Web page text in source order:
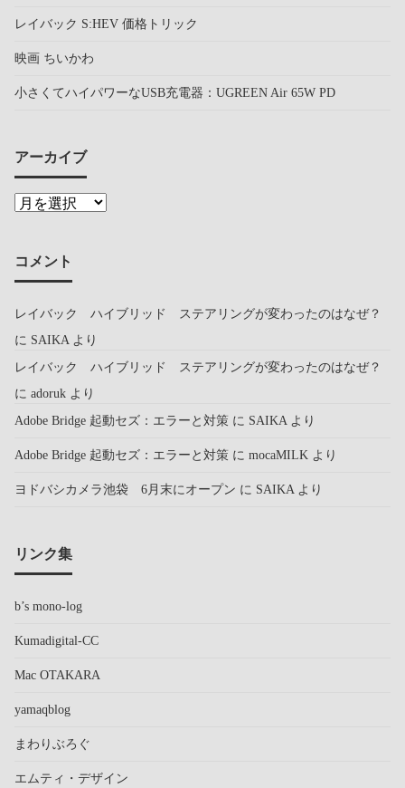
レイバック S:HEV 価格トリック
映画 ちいかわ
小さくてハイパワーなUSB充電器：UGREEN Air 65W PD
アーカイブ
コメント
レイバック ハイブリッド ステアリングが変わったのはなぜ？
に SAIKAより
レイバック ハイブリッド ステアリングが変わったのはなぜ？
に adoruk より
Adobe Bridge 起動セズ：エラーと対策 に SAIKAより
Adobe Bridge 起動セズ：エラーと対策 に mocaMILK より
ヨドバシカメラ池袋 6月末にオープン に SAIKAより
リンク集
b’s mono-log
Kumadigital-CC
Mac OTAKARA
yamaqblog
まわりぶろぐ
エムティ・デザイン